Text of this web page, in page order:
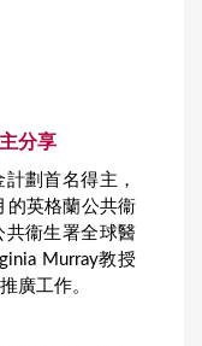
分享
劃首名得主，
的英格蘭公共衞
共衞生署全球醫
Murray教授
廣工作。